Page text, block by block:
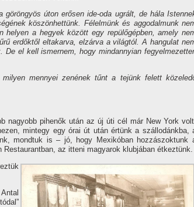
úton erősen ide-oda ugrált, de hála
köszönhettünk. Félelmünk és aggodalmunk
a hegyek között egy repülőgépben, amely
erdőktől eltakarva, elzárva a világtól. A hangulat
el kell ismernem, hogy mindannyian
mennyei zenének tűnt a tejünk felett
nagyobb pihenők után az új úti cél már New York
mintegy egy órai út után értünk a szállodánkba,
mondtuk is – jó, hogy Mexikóban hozzászoktunk
Restaurantban, az itteni magyarok klubjában étkeztünk.